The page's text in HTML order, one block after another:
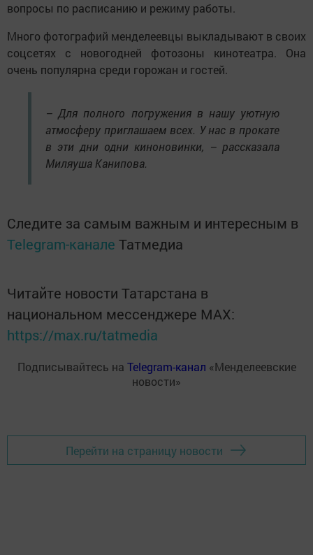
вопросы по расписанию и режиму работы.
Много фотографий менделеевцы выкладывают в своих
соцсетях с новогодней фотозоны кинотеатра. Она
очень популярна среди горожан и гостей.
– Для полного погружения в нашу уютную
атмосферу приглашаем всех. У нас в прокате
в эти дни одни киноновинки, – рассказала
Миляуша Канипова.
Следите за самым важным и интересным в
Telegram-канале Татмедиа
Читайте новости Татарстана в
национальном мессенджере MАХ:
https://max.ru/tatmedia
Подписывайтесь на Telegram-канал «Менделеевские
новости»
Перейти на страницу новости